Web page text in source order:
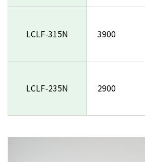
LCLF-315N 3900
LCLF-235N 2900